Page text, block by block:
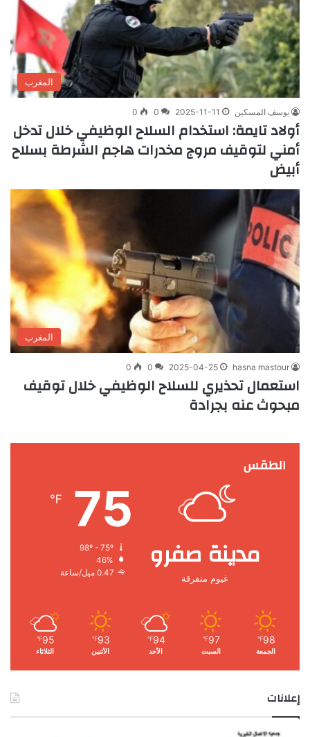
المغرب
يوسف المسكين 2025-11-11
0
0
أولاد تايمة: استخدام السلاح الوظيفي خلال تدخل
أمني لتوقيف مروج مخدرات هاجم الشرطة بسلاح
أبيض
المغرب
hasna mastour
2025-04-25
0
0
استعمال تحذيري للسلاح الوظيفي خلال توقيف
مبحوث عنه بجرادة
الطقس
مدينة صفرو
غيوم متفرقة
75
℉
46%
0.47 ميل/ساعة
98
℉
الجمعة
97
℉
السبت
94
℉
الأحد
93
℉
الأثنين
95
℉
الثلاثاء
إعلانات